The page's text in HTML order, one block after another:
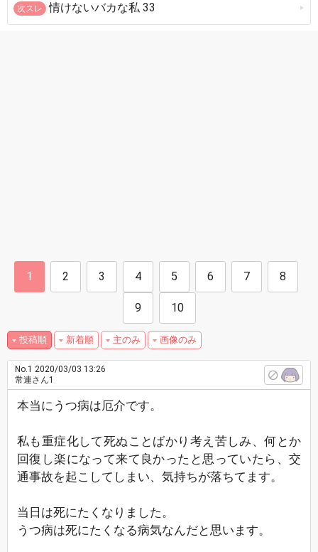
次スレ 情けないバカな私 33
1 2 3 4 5 6 7 8
9 10
投稿順 新着順 主のみ 画像のみ
No.1 2020/03/03 13:26
常連さん1
本当にうつ病は厄介です。
私も重症化して死ぬことばかり考え苦しみ、何とか
回復し楽になって来て良かったと思っていたら、交
通事故を起こしてしまい、気持ちが落ちてます。
当日は死にたくなりました。
うつ病は死にたくなる病気なんだと思います。